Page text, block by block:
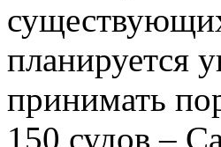
планируется
принимать
150 судов –